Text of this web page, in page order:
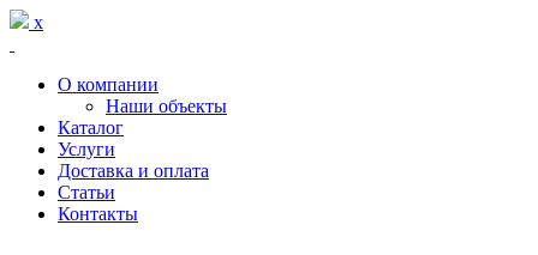
Перейти к основному содержанию
x
О компании
Наши объекты
Каталог
Услуги
Доставка и оплата
Статьи
Контакты